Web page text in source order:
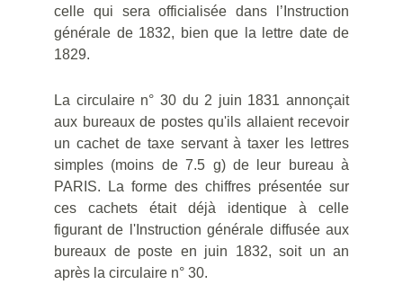
La circulaire n° 30 du 2 juin 1831 annonçait
aux bureaux de postes qu'ils allaient recevoir
un cachet de taxe servant à taxer les lettres
simples (moins de 7.5 g) de leur bureau à
PARIS. La forme des chiffres présentée sur
ces cachets était déjà identique à celle
figurant de l'Instruction générale diffusée aux
bureaux de poste en juin 1832, soit un an
après la circulaire n° 30.
celle qui sera officialisée dans l’Instruction
générale de 1832, bien que la lettre date de
1829.